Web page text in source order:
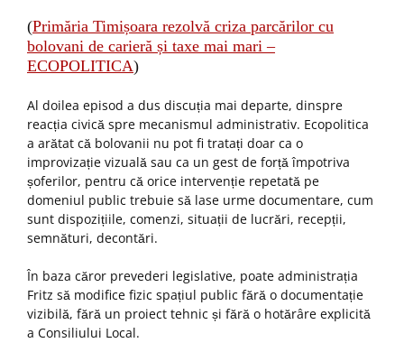
(Primăria Timișoara rezolvă criza parcărilor cu
bolovani de carieră și taxe mai mari –
ECOPOLITICA)
Al doilea episod a dus discuția mai departe, dinspre
reacția civică spre mecanismul administrativ. Ecopolitica
a arătat că bolovanii nu pot fi tratați doar ca o
improvizație vizuală sau ca un gest de forță împotriva
șoferilor, pentru că orice intervenție repetată pe
domeniul public trebuie să lase urme documentare, cum
sunt dispozițiile, comenzi, situații de lucrări, recepții,
semnături, decontări.
În baza căror prevederi legislative, poate administrația
Fritz să modifice fizic spațiul public fără o documentație
vizibilă, fără un proiect tehnic și fără o hotărâre explicită
a Consiliului Local.